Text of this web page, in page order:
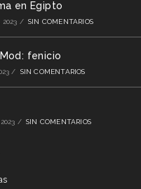
en Egipto
2023 / SIN COMENTARIOS
fenicio
/ SIN COMENTARIOS
/ SIN COMENTARIOS
Se